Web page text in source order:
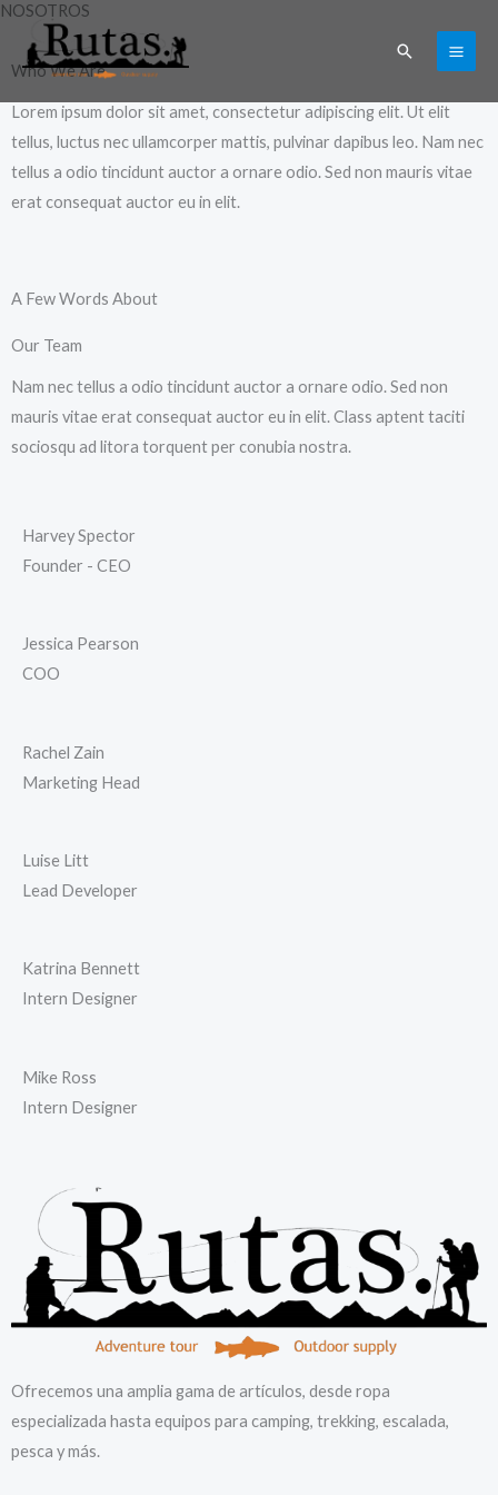
Ir
contenido
Buscar
NOSOTROS
Who We Are
Lorem ipsum dolor sit amet, consectetur adipiscing elit. Ut elit
tellus, luctus nec ullamcorper mattis, pulvinar dapibus leo. Nam nec
tellus a odio tincidunt auctor a ornare odio. Sed non mauris vitae
erat consequat auctor eu in elit.
A Few Words About
Our Team
Nam nec tellus a odio tincidunt auctor a ornare odio. Sed non
mauris vitae erat consequat auctor eu in elit. Class aptent taciti
sociosqu ad litora torquent per conubia nostra.
Harvey Spector
Founder - CEO
Jessica Pearson
COO
Rachel Zain
Marketing Head
Luise Litt
Lead Developer
Katrina Bennett
Intern Designer
Mike Ross
Intern Designer
Ofrecemos una amplia gama de artículos, desde ropa
especializada hasta equipos para camping, trekking, escalada,
pesca y más.